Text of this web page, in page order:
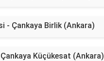
- Çankaya Birlik (Ankara)
Küçükesat (Ankara)